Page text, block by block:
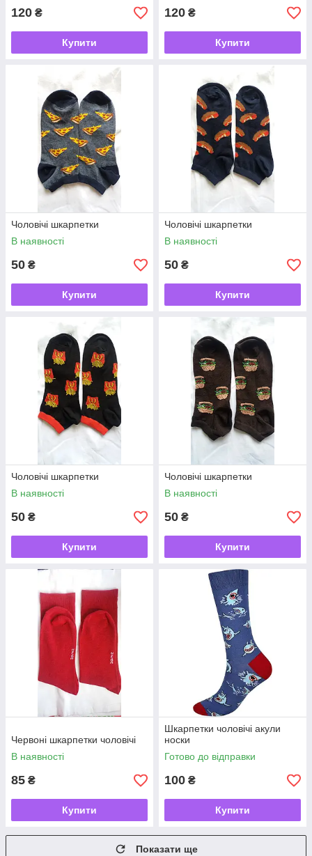
120 ₴
Купити
120 ₴
Купити
Чоловічі шкарпетки
В наявності
50 ₴
Купити
Чоловічі шкарпетки
В наявності
50 ₴
Купити
Чоловічі шкарпетки
В наявності
50 ₴
Купити
Чоловічі шкарпетки
В наявності
50 ₴
Купити
Червоні шкарпетки чоловічі
В наявності
85 ₴
Купити
Шкарпетки чоловічі акули
носки
Готово до відправки
100 ₴
Купити
Показати ще